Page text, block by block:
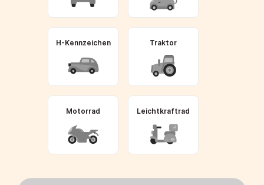
H-Kennzeichen Traktor
Motorrad Leichtkraftrad